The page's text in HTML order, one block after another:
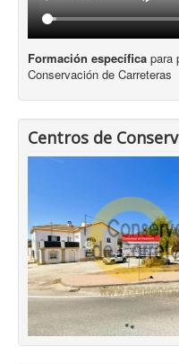
Formación específica para
Conservación de Carreteras
Centros de